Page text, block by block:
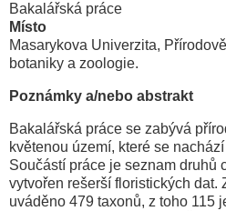
Bakalářská práce
Místo
Masarykova Univerzita,
botaniky a zoologie.
Poznámky a/nebo abstrakt
Bakalářská práce se zabývá
květenou území, které se
Součástí práce je seznam druhů
vytvořen rešerší floristických dat.
uváděno 479 taxonů, z toho 115